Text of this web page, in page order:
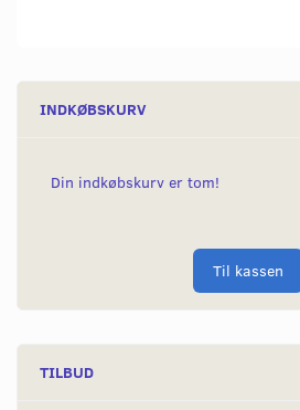
INDKØBSKURV
Din indkøbskurv er tom!
Til kassen
TILBUD